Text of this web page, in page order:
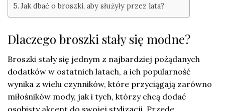
Jak dbać o broszki, aby służyły przez lata?
Dlaczego broszki stały się modne?
Broszki stały się jednym z najbardziej pożądanych
dodatków w ostatnich latach, a ich popularność
wynika z wielu czynników, które przyciągają zarówno
miłośników mody, jak i tych, którzy chcą dodać
osobisty akcent do swojej stylizacji. Przede